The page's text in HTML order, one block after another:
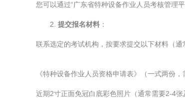
您可以通过“广东省特种设备作业人员考核管理
2. 提交报名材料 ：
联系选定的考试机构，按要求提交以下材料（通
《特种设备作业人员资格申请表》（一式两份
近期2寸正面免冠白底彩色照片（通常需要2-4张